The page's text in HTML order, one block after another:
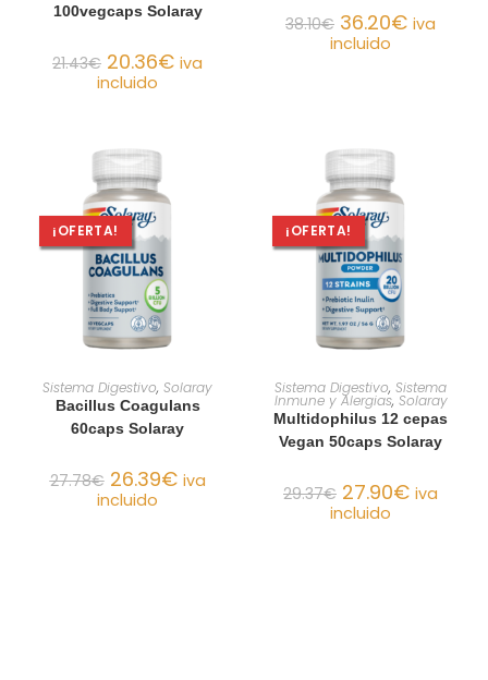
100vegcaps Solaray
21.43€ 20.36€ iva
incluido
38.10€ 36.20€ iva
incluido
¡OFERTA!
AÑADIR AL CARRITO
Sistema Digestivo, Solaray
Bacillus Coagulans
60caps Solaray
27.78€ 26.39€ iva
incluido
¡OFERTA!
AÑADIR AL CARRITO
Sistema Digestivo, Sistema
Inmune y Alergias, Solaray
Multidophilus 12 cepas
Vegan 50caps Solaray
29.37€ 27.90€ iva
incluido